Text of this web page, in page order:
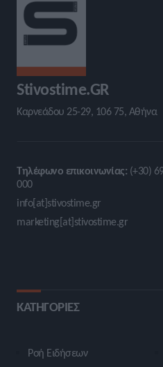
Stivostime.GR
Καρνεάδου 25-29, 106 75, Αθήνα
Τηλέφωνο επικοινωνίας: (+30)
000
info[at]stivostime.gr
marketing[at]stivostime.gr
ΚΑΤΗΓΟΡΙΕΣ
Ροή Ειδήσεων